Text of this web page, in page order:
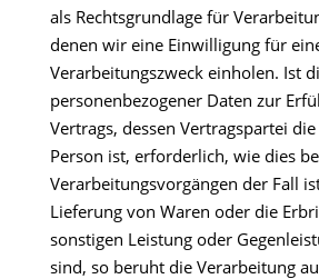
als Rechtsgrundlage für
denen wir eine Einwilligung für
Verarbeitungszweck einholen. Ist
personenbezogener Daten zur
Vertrags, dessen Vertragspartei
Person ist, erforderlich, wie dies
Verarbeitungsvorgängen der Fall
Lieferung von Waren oder die
sonstigen Leistung oder
sind, so beruht die Verarbeitung